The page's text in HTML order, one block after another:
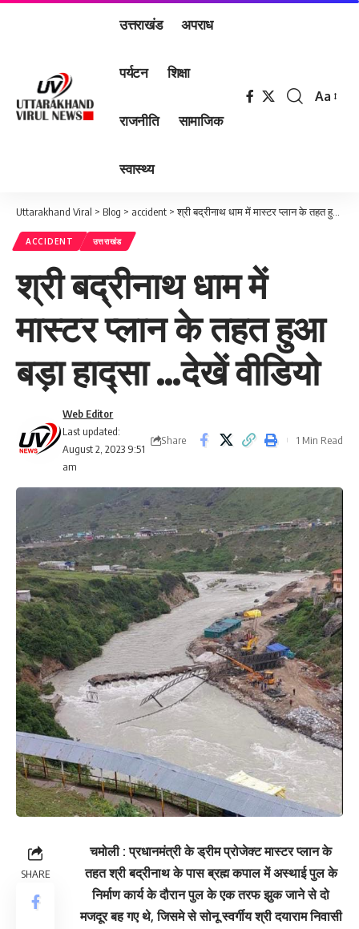
उत्तराखंड अपराध
पर्यटन शिक्षा
राजनीति सामाजिक
स्वास्थ्य
Font
Aa
Uttarakhand Viral > Blog > accident >श्री बद्रीनाथ धाम में मास्टर प्लान के तहत हुआ बड़ा हाद्सा …देखें वीडियो
ACCIDENT उत्तराखंड
श्री बद्रीनाथ धाम में
मास्टर प्लान के तहत हुआ
बड़ा हाद्सा …देखें वीडियो
Last updated:
August 2, 2023 9:51
am
Web Editor
Share 1 Min Read
SHARE
चमोली : प्रधानमंत्री के ड्रीम प्रोजेक्ट मास्टर प्लान के
तहत श्री बद्रीनाथ के पास ब्रह्म कपाल में अस्थाई पुल के
निर्माण कार्य के दौरान पुल के एक तरफ झुक जाने से दो
मजदूर बह गए थे, जिसमे से सोनू स्वर्गीय श्री दयाराम निवासी